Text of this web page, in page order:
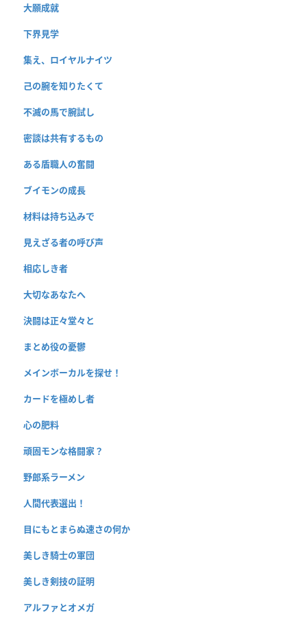
大願成就
下界見学
集え、ロイヤルナイツ
己の腕を知りたくて
不滅の馬で腕試し
密談は共有するもの
ある盾職人の奮闘
ブイモンの成長
材料は持ち込みで
見えざる者の呼び声
相応しき者
大切なあなたへ
決闘は正々堂々と
まとめ役の憂鬱
メインボーカルを探せ！
カードを極めし者
心の肥料
頑固モンな格闘家？
野郎系ラーメン
人間代表選出！
目にもとまらぬ速さの何か
美しき騎士の軍団
美しき剣技の証明
アルファとオメガ